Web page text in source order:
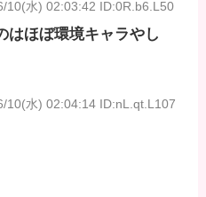
10(水) 02:03:42 ID:0R.b6.L50
はほぼ環境キャラやし
10(水) 02:04:14 ID:nL.qt.L107